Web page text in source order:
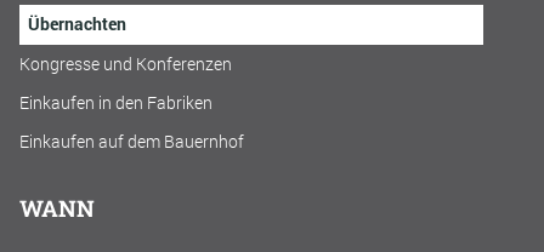
Übernachten
Kongresse und Konferenzen
Einkaufen in den Fabriken
Einkaufen auf dem Bauernhof
WANN